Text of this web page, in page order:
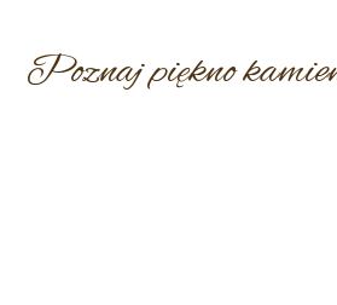
Poznaj piękno